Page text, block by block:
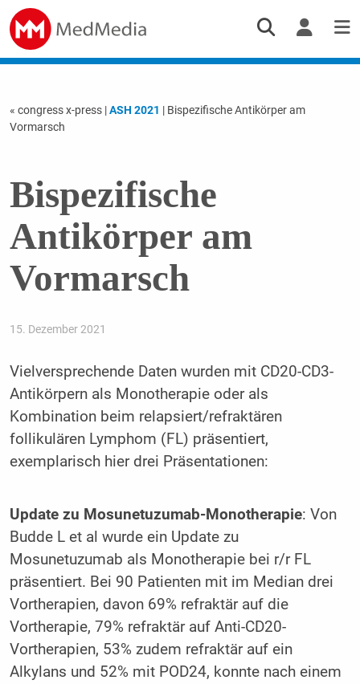
« congress x-press |ASH 2021 | Bispezifische Antikörper am
Vormarsch
Bispezifische
Antikörper am
Vormarsch
15. Dezember 2021
Vielversprechende Daten wurden mit CD20-CD3-
Antikörpern als Monotherapie oder als
Kombination beim relapsiert/refraktären
follikulären Lymphom (FL) präsentiert,
exemplarisch hier drei Präsentationen:
Update zu Mosunetuzumab-Monotherapie: Von
Budde L et al wurde ein Update zu
Mosunetuzumab als Monotherapie bei r/r FL
präsentiert. Bei 90 Patienten mit im Median drei
Vortherapien, davon 69% refraktär auf die
Vortherapie, 79% refraktär auf Anti-CD20-
Vortherapien, 53% zudem refraktär auf ein
Alkylans und 52% mit POD24, konnte nach einem